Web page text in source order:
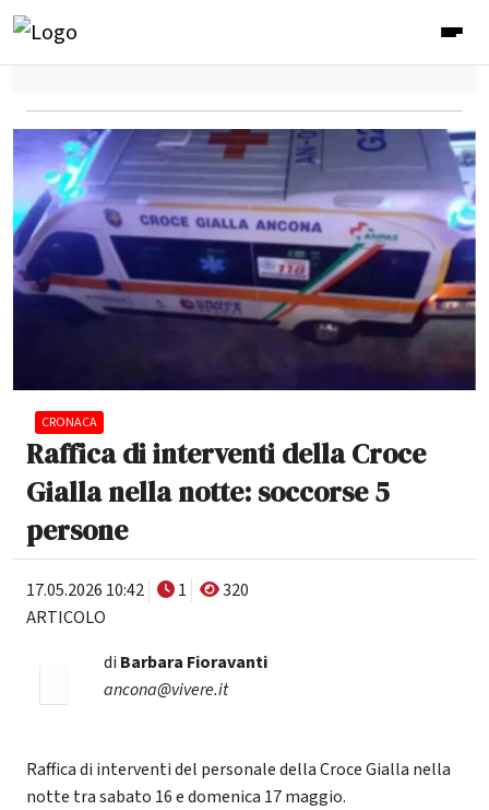
CRONACA
Raffica di interventi della Croce
Gialla nella notte: soccorse 5
persone
17.05.2026 10:42 1
320
ARTICOLO
di Barbara Fioravanti
ancona@vivere.it
Raffica di interventi del personale della Croce Gialla nella
notte tra sabato 16 e domenica 17 maggio.